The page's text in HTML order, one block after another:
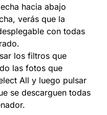
hacia abajo
verás que la
con todas
los filtros que
las fotos que
All y luego pulsar
se descarguen todas